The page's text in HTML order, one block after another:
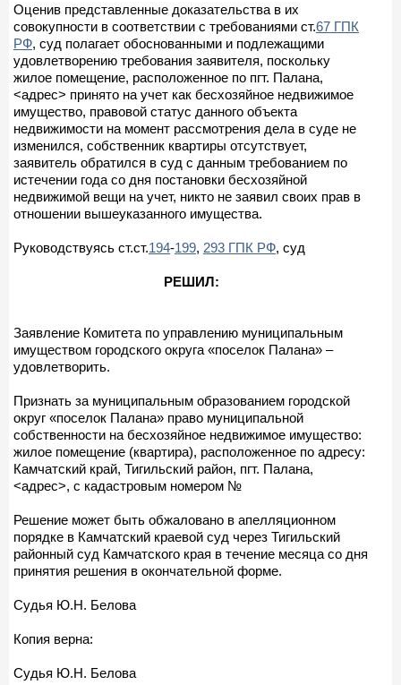
Оценив представленные доказательства в их
совокупности в соответствии с требованиями ст.67 ГПК
РФ, суд полагает обоснованными и подлежащими
удовлетворению требования заявителя, поскольку
жилое помещение, расположенное по пгт. Палана,
<адрес> принято на учет как бесхозяйное недвижимое
имущество, правовой статус данного объекта
недвижимости на момент рассмотрения дела в суде не
изменился, собственник квартиры отсутствует,
заявитель обратился в суд с данным требованием по
истечении года со дня постановки бесхозяйной
недвижимой вещи на учет, никто не заявил своих прав в
отношении вышеуказанного имущества.
Руководствуясь ст.ст.194-199, 293 ГПК РФ, суд
РЕШИЛ:
Заявление Комитета по управлению муниципальным
имуществом городского округа «поселок Палана» –
удовлетворить.
Признать за муниципальным образованием городской
округ «поселок Палана» право муниципальной
собственности на бесхозяйное недвижимое имущество:
жилое помещение (квартира), расположенное по адресу:
Камчатский край, Тигильский район, пгт. Палана,
<адрес>, с кадастровым номером №
Решение может быть обжаловано в апелляционном
порядке в Камчатский краевой суд через Тигильский
районный суд Камчатского края в течение месяца со дня
принятия решения в окончательной форме.
Судья Ю.Н. Белова
Копия верна:
Судья Ю.Н. Белова